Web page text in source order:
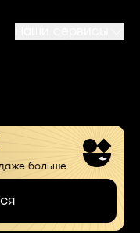
больше